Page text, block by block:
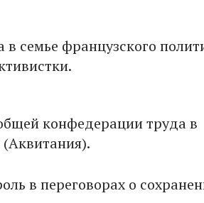
семье французского
конфедерации труда в
в переговорах о